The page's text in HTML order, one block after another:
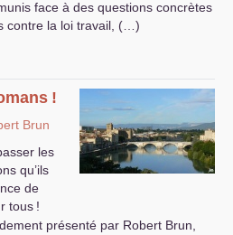
face à des questions concrètes
contre la loi travail, (…)
!
Brun
les
qu’ils
de
tous !
présenté par Robert Brun,